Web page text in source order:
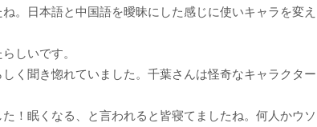
。日本語と中国語を曖昧にした感じに使いキャラを変え
しいです。
く聞き惚れていました。千葉さんは怪奇なキャラクター
！眠くなる、と言われると皆寝てましたね。何人かウソ